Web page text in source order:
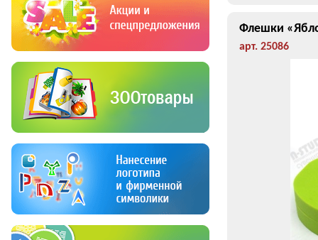
Флешки
арт. 25086